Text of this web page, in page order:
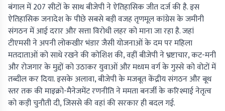
बंगाल में 207 सीटों के साथ बीजेपी ने ऐतिहासिक जीत दर्ज की है. इस
ऐतिहासिक जनादेश के पीछे सबसे बड़ी वजह तृणमूल कांग्रेस के जमीनी
संगठन में आई दरार और सत्ता विरोधी लहर को माना जा रहा है. जहां
टीएमसी ने अपनी लोकखीर भंडार जैसी योजनाओं के दम पर महिला
मतदाताओं को साधे रखने की कोशिश की, वहीं बीजेपी ने भ्रष्टाचार, कट-मनी
और रोजगार के मुद्दों को उठाकर युवाओं और मध्यम वर्ग के गुस्से को वोटों में
तब्दील कर दिया. इसके अलावा, बीजेपी के मजबूत केंद्रीय संगठन और बूथ
स्तर तक की माइक्रो-मैनेजमेंट रणनीति ने ममता बनर्जी के करिश्माई नेतृत्व
को कड़ी चुनौती दी, जिससे की वहां की सरकार ही बदल गई.